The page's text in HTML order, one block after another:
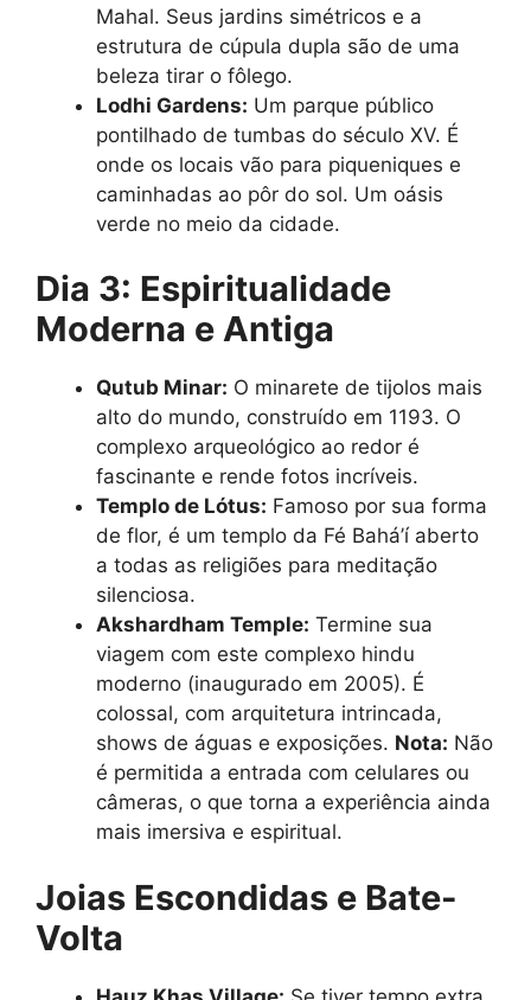
Mahal. Seus jardins simétricos e a
estrutura de cúpula dupla são de uma
beleza tirar o fôlego.
Lodhi Gardens: Um parque público
pontilhado de tumbas do século XV. É
onde os locais vão para piqueniques e
caminhadas ao pôr do sol. Um oásis
verde no meio da cidade.
Dia 3: Espiritualidade
Moderna e Antiga
Qutub Minar: O minarete de tijolos mais
alto do mundo, construído em 1193. O
complexo arqueológico ao redor é
fascinante e rende fotos incríveis.
Templo de Lótus: Famoso por sua forma
de flor, é um templo da Fé Bahá’í aberto
a todas as religiões para meditação
silenciosa.
Akshardham Temple: Termine sua
viagem com este complexo hindu
moderno (inaugurado em 2005). É
colossal, com arquitetura intrincada,
shows de águas e exposições. Nota: Não
é permitida a entrada com celulares ou
câmeras, o que torna a experiência ainda
mais imersiva e espiritual.
Joias Escondidas e Bate-
Volta